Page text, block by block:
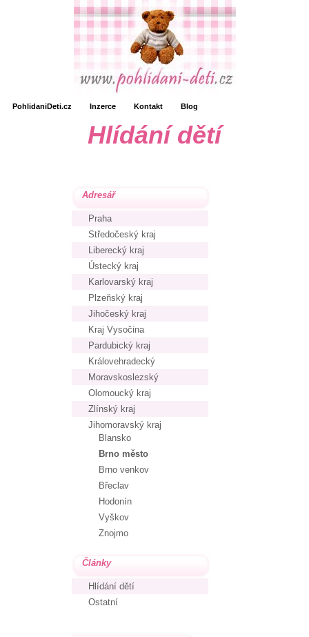
PohlidaniDeti.cz Inzerce Kontakt Blog
Hlídání dětí
Adresář
Praha
Středočeský kraj
Liberecký kraj
Ústecký kraj
Karlovarský kraj
Plzeňský kraj
Jihočeský kraj
Kraj Vysočina
Pardubický kraj
Královehradecký
Moravskoslezský
Olomoucký kraj
Zlínský kraj
Jihomoravský kraj
Blansko
Brno město
Brno venkov
Břeclav
Hodonín
Vyškov
Znojmo
Články
Hlídání dětí
Ostatní